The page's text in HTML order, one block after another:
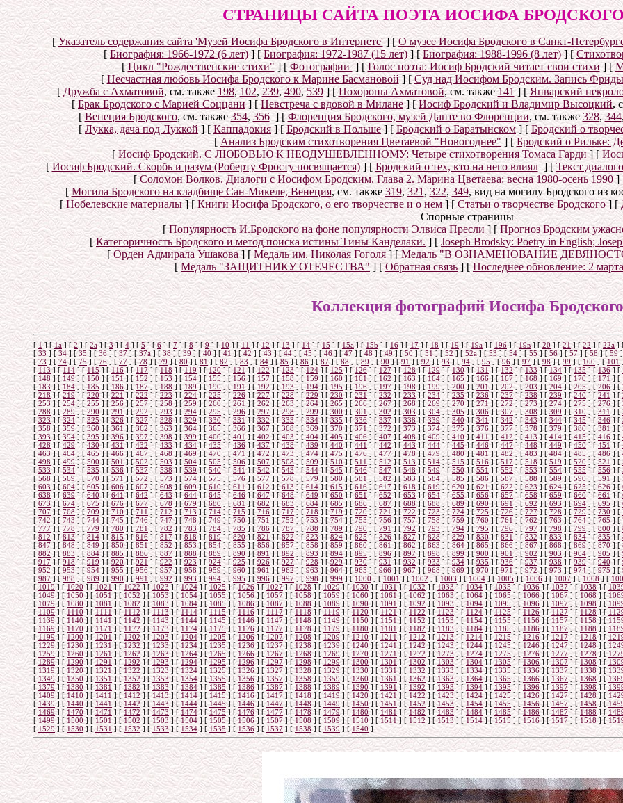
СТРАНИЦЫ САЙТА ПОЭТА ИОСИФА БРОДСКОГО
[Указатель содержания сайта 'Музей Иосифа Бродского в Интернете'] [О музее Иосифа Бродского в Санкт-
[Биография: 1966-1972 (6 лет)] [Биография: 1972-1987 (15 лет)] [Биография: 1988-1996 (8 лет)] [
[Цикл "Рождественские стихи" ] [Фотографии] [Голос поэта: Иосиф Бродский читает свои стихи] [
[Несчастная любовь Иосифа Бродского к Марине Басмановой] [Суд над Иосифом Бродским. Запись
[ Дружба с Ахматовой, см. также 198,102,239,490,539] [Похороны Ахматовой, см. также141] [ Январский
[ Брак Бродского с Марией Соццани] [Невстреча с вдовой в Милане] [Иосиф Бродский и Владимир Высоцкий,
[Венеция Бродского, см. также354, 356] [Флоренция Бродского, музей Данте во Флоренции, см. также328,344
[ Лукка, дача под Луккой] [Каппадокия] [Бродский в Польше] [Бродский о Баратынском] [Бродский о
[ Анализ Бродским стихотворения Цветаевой "Новогоднее"] [Бродский о Рильке:
[Иосиф Бродский. С ЛЮБОВЬЮ К НЕОДУШЕВЛЕННОМУ: Четыре стихотворения Томаса Гарди] [
[ Иосиф Бродский. Скорбь и разум (Роберту Фросту посвящается)] [ Бродский о тех, кто на него влиял] [ Текст
[Соломон Волков. Диалоги с Иосифом Бродским. Глава 2. Марина Цветаева: весна 1980-осень 1990]
[Могила Бродского на кладбище Сан-Микеле, Венеция, см. также319,321, 322,349, вид на могилу Бродского из
[ Нобелевские материалы] [ Книги Иосифа Бродского, о его творчестве и о нем] [ Статьи о творчестве Бродского] [
Спорные страницы
[Популярность И.Бродского на фоне популярности Элвиса Пресли] [ Прогноз Бродским
[Категоричность Бродского и метод поиска истины Тины Канделаки. ] [Joseph Brodsky: Poetry in English;
[Орден Адмирала Ушакова] [ Медаль им. Николая Гоголя] [Медаль "В ОЗНАМЕНОВАНИЕ
[Медаль "ЗАЩИТНИКУ ОТЕЧЕСТВА"] [Обратная связь] [Последнее обновление:2
Коллекция фотографий Иосифа Бродского
[ 1] [1а ] [ 2] [ 2а] [3 ] [ 4] [ 5] [6] [7 ] [8 ] [9] [ 10 ] [11] [12 ] [ 13 ] [14] [ 15 ] [ 15a] [15b ] [ 16 ] [17] [ 18 ] [19] [19а ] [ 19б] [19в ] [ 20 ] [21] [ 22 ] [22a]
[33 ] [34] [35 ] [ 36] [37] [ 37а ] [38] [39 ] [ 40] [41 ] [ 42] [43 ] [44] [ 45] [ 46] [47 ] [ 48 ] [49] [50 ] [ 51] [52 ] [ 52а ] [53] [54 ] [ 55] [56] [ 57] [58] [ 59 ]
[ 73] [74] [75] [76 ] [ 77] [78 ] [ 79 ] [ 80] [ 81 ] [ 82 ] [83 ] [ 84] [ 85] [ 86 ] [87] [88 ] [89] [90] [91 ] [ 92 ] [93] [ 94 ] [ 95 ] [96 ] [97 ] [ 98] [ 99 ] [100 ] [101
[ 113] [ 114 ] [ 115] [ 116] [ 117] [118 ] [119] [120 ] [ 121 ] [122 ] [123 ] [124 ] [ 125 ] [126] [ 127] [ 128] [ 129 ] [ 130] [ 131] [ 132] [133 ] [134] [135 ] [ 136 ] [
[148 ] [ 149] [ 150 ] [151] [ 152 ] [153 ] [ 154] [ 155 ] [156] [ 157 ] [158] [ 159] [ 160 ] [161] [ 162 ] [163 ] [ 164] [ 165 ] [166] [ 167 ] [168 ] [ 169] [ 170 ] [171] [
[183] [184] [185] [ 186] [ 187] [ 188 ] [ 189] [190] [191] [ 192] [193] [194 ] [ 195 ] [196 ] [197 ] [198] [199] [200 ] [201] [ 202] [ 203 ] [204] [205] [206] [
[ 218] [219 ] [220] [221] [ 222 ] [223] [224] [225 ] [ 226] [227] [228] [ 229 ] [230 ] [231] [ 232] [ 233] [234 ] [235] [236] [ 237 ] [238] [239] [240 ] [ 241 ] [
[ 253 ] [ 254 ] [ 255 ] [ 256 ] [257] [258 ] [259 ] [260] [ 261 ] [ 262 ] [263 ] [264 ] [ 265] [ 266] [267] [ 268 ] [ 269 ] [ 270 ] [ 271 ] [272] [273 ] [274] [275] [ 276] [
[ 288 ] [ 289] [290 ] [ 291] [292 ] [ 293 ] [294 ] [ 295 ] [296 ] [297 ] [298] [ 299 ] [ 300] [ 301 ] [ 302] [ 303 ] [ 304] [305 ] [ 306] [307] [ 308 ] [309 ] [ 310 ] [311 ] [
[323] [324 ] [ 325] [326] [ 327] [328] [ 329] [330] [ 331] [332 ] [333 ] [334] [335 ] [336] [337] [338] [339 ] [ 340] [341] [ 342] [343] [ 344] [345] [ 346] [
[358 ] [ 359] [ 360 ] [361 ] [ 362 ] [363 ] [ 364] [ 365 ] [366] [367 ] [ 368] [ 369] [ 370 ] [371] [ 372 ] [373 ] [ 374] [ 375 ] [376] [ 377 ] [378 ] [ 379] [ 380 ] [381] [
[ 393] [394] [395] [396] [ 397] [ 398 ] [399] [400] [401 ] [402] [403] [404 ] [ 405 ] [406 ] [407] [ 408] [409] [410] [411] [ 412] [ 413 ] [414] [415] [416 ] [
[ 428] [ 429 ] [430] [431] [ 432] [433] [434] [435 ] [ 436] [437 ] [438] [439] [440 ] [441] [ 442] [ 443] [ 444] [445] [446] [ 447] [448] [449] [450 ] [ 451 ] [
[ 463] [ 464 ] [ 465] [ 466 ] [ 467 ] [468 ] [469] [470 ] [ 471 ] [472 ] [473 ] [474 ] [ 475 ] [476] [ 477] [ 478] [ 479 ] [ 480] [ 481 ] [ 482 ] [483 ] [484] [485 ] [ 486] [
[ 498 ] [ 499] [500] [ 501] [502 ] [ 503] [504 ] [ 505 ] [506 ] [507 ] [508] [ 509 ] [510] [ 511 ] [ 512] [ 513 ] [ 514] [515] [ 516] [517 ] [ 518] [519 ] [ 520 ] [521 ] [
[533] [534 ] [535] [536] [537] [538] [ 539] [540] [ 541] [542 ] [543] [544] [545 ] [546] [547 ] [548] [549 ] [550] [551] [552] [553] [ 554] [555] [ 556] [
[568 ] [ 569 ] [ 570] [571 ] [572 ] [ 573 ] [574] [ 575] [ 576 ] [577 ] [ 578] [ 579] [ 580] [581 ] [582] [583 ] [ 584 ] [ 585] [586 ] [587 ] [ 588 ] [589] [ 590] [ 591 ] [
[603 ] [604 ] [ 605 ] [606] [ 607] [ 608 ] [609 ] [ 610] [611] [ 612] [613 ] [614 ] [ 615 ] [ 616 ] [617 ] [618 ] [619 ] [ 620 ] [621] [ 622] [ 623 ] [624 ] [ 625] [626] [
[ 638] [ 639 ] [640 ] [641] [ 642] [643] [ 644] [645 ] [ 646 ] [647 ] [648] [649] [650 ] [651 ] [652 ] [ 653] [ 654] [655 ] [656] [ 657] [658] [ 659] [660 ] [ 661 ] [
[ 673] [ 674 ] [675] [ 676 ] [ 677] [678 ] [679] [680 ] [ 681 ] [682 ] [683 ] [684 ] [ 685 ] [686] [ 687] [ 688] [ 688 ] [689] [ 690 ] [ 691] [692 ] [693] [694 ] [ 695 ] [
[707] [ 708] [709 ] [ 710] [711 ] [ 712] [713 ] [ 714] [715] [716 ] [717] [ 718 ] [719] [ 720 ] [721] [722 ] [ 723] [724 ] [ 725] [726 ] [ 727] [728 ] [ 729] [730] [
[742] [ 743 ] [744 ] [745 ] [746] [747] [ 748 ] [749 ] [ 750] [751 ] [ 752] [ 753] [754] [ 755 ] [ 756 ] [757] [ 758 ] [759 ] [760 ] [761 ] [762] [ 763 ] [764 ] [ 765] [
[ 777] [ 778] [ 779] [780 ] [ 781] [ 782 ] [783] [784] [785 ] [786 ] [ 787 ] [788] [ 789 ] [790 ] [791 ] [ 792] [ 793] [ 794] [795 ] [ 796] [ 797 ] [798] [799] [800 ] [
[812 ] [813] [ 814 ] [815] [ 816 ] [817 ] [818 ] [ 819] [820] [ 821] [822 ] [ 823] [ 824 ] [ 825] [826 ] [827 ] [828] [ 829 ] [830] [ 831 ] [832 ] [833 ] [ 834] [835] [
[847] [ 848] [849] [ 850] [ 851] [852] [ 853 ] [854] [855] [856 ] [857] [858 ] [859 ] [ 860] [861 ] [862] [ 863] [864] [ 865] [ 866] [867] [ 868 ] [869] [870] [
[ 882] [ 883 ] [884] [885 ] [ 886] [887] [888] [889 ] [ 890 ] [891 ] [ 892 ] [893 ] [894] [895] [ 896] [ 897] [ 898 ] [899] [900 ] [ 901] [902] [903] [904 ] [ 905 ] [
[917] [ 918 ] [ 919 ] [920 ] [921] [922] [923 ] [ 924] [ 925] [ 926 ] [ 927 ] [928 ] [929] [ 930] [931] [932 ] [ 933 ] [ 934 ] [935] [936] [937] [938 ] [ 939] [ 940] [
[ 952 ] [ 953] [954 ] [955 ] [956] [ 957] [958 ] [ 959 ] [960 ] [961 ] [ 962] [ 963] [964] [ 965 ] [ 966 ] [ 967] [ 968] [969 ] [970 ] [971 ] [ 972] [973 ] [ 974 ] [975 ] [
[987] [988 ] [ 989] [990] [ 991] [992 ] [993] [994 ] [ 995 ] [996 ] [997 ] [998 ] [ 999 ] [1000 ] [1001 ] [1002 ] [ 1003] [1004] [1005] [1006 ] [ 1007] [1008 ] [
[1019] [ 1020] [ 1021 ] [1022] [1023 ] [1024] [ 1025] [1026] [1027] [ 1028 ] [ 1029 ] [1030] [ 1031 ] [ 1032 ] [1033] [ 1034 ] [1035 ] [1036] [1037] [1038] [
[1049 ] [1050 ] [1051 ] [1052] [ 1053] [1054] [1055] [ 1056] [1057] [1058] [1059 ] [1060 ] [1061 ] [1062 ] [1063] [ 1064] [ 1065] [ 1066] [ 1067 ] [1068] [
[ 1079] [ 1080] [1081] [1082 ] [1083 ] [ 1084] [1085] [ 1086] [1087 ] [1088] [1089] [1090 ] [ 1091 ] [1092] [1093] [1094 ] [ 1095] [1096] [ 1097] [1098 ] [
[ 1109] [1110] [1111 ] [1112 ] [ 1113] [ 1114] [ 1115] [1116 ] [1117 ] [ 1118 ] [ 1119] [1120] [1121] [1122 ] [1123 ] [ 1124] [ 1125] [1126] [1127 ] [ 1128 ] [
[ 1139 ] [1140] [ 1141 ] [1142 ] [1143 ] [1144 ] [ 1145 ] [1146] [ 1147] [1148 ] [ 1149] [ 1150 ] [1151] [ 1152 ] [1153 ] [ 1154] [1155 ] [ 1156] [1157] [ 1158] [
[1169] [ 1170 ] [1171 ] [1172] [1173] [ 1174] [1175] [1176] [1177 ] [ 1178] [ 1179] [1180] [ 1181 ] [1182] [1183] [1184 ] [ 1185] [1186] [1187] [1188 ] [
[1199] [ 1200 ] [ 1201 ] [1202] [1203 ] [1204] [ 1205] [ 1206] [1207] [ 1208 ] [ 1209 ] [1210] [ 1211 ] [ 1212 ] [ 1213] [ 1214 ] [1215 ] [1216] [ 1217] [1218] [
[ 1229 ] [1230 ] [1231 ] [1232 ] [1233] [1234] [1235] [ 1236] [1237] [ 1238] [1239 ] [ 1240 ] [ 1241 ] [ 1242 ] [1243 ] [1244] [ 1245] [ 1246] [ 1247] [1248] [
[ 1259] [ 1260 ] [1261] [1262 ] [1263 ] [ 1264] [1265] [1266] [1267 ] [1268] [ 1269] [1270] [ 1271 ] [1272 ] [1273] [1274 ] [1275] [1276] [1277] [1278 ] [
[ 1289] [ 1290 ] [1291 ] [1292 ] [1293 ] [ 1294] [1295 ] [1296] [1297 ] [ 1298] [ 1299] [1300] [1301 ] [1302 ] [1303 ] [1304] [ 1305] [1306] [1307] [ 1308 ] [
[ 1319] [1320] [ 1321 ] [1322 ] [1323 ] [1324 ] [1325 ] [1326] [ 1327] [1328 ] [ 1329] [ 1330] [1331] [ 1332 ] [1333 ] [1334] [1335 ] [1336] [1337] [ 1338] [
[1349] [1350] [1351] [1352] [1353] [ 1354] [1355] [1356] [ 1357 ] [1358] [ 1359] [1360 ] [1361 ] [ 1362] [1363] [1364] [ 1365] [1366] [1367] [1368 ] [
[ 1379] [1380 ] [ 1381 ] [1382] [1383] [ 1384] [ 1385] [1386] [1387 ] [ 1388 ] [ 1389] [ 1390] [ 1391 ] [ 1392 ] [ 1393 ] [1394] [ 1395 ] [ 1396] [ 1397] [1398 ] [
[1409 ] [ 1410 ] [ 1411 ] [1412] [ 1413] [ 1414 ] [ 1415] [1416 ] [1417] [ 1418 ] [1419 ] [1420 ] [ 1421 ] [ 1422] [1423] [ 1424 ] [ 1425 ] [ 1426] [1427 ] [1428 ] [
[ 1439] [ 1440 ] [1441] [1442 ] [1443 ] [ 1444] [1445] [1446] [1447 ] [1448] [ 1449 ] [ 1450] [ 1451 ] [1452 ] [1453 ] [ 1454 ] [1455] [1456] [1457] [1458] [
[ 1469] [ 1470] [1471 ] [1472 ] [1473 ] [ 1474] [1475] [ 1476] [1477 ] [1478] [ 1479] [1480] [1481] [1482 ] [1483 ] [1484] [ 1485] [1486] [ 1487] [ 1488 ] [
[1499 ] [1500] [ 1501 ] [1502] [1503] [1504 ] [1505] [1506] [ 1507] [1508 ] [ 1509] [1510 ] [1511] [ 1512 ] [1513] [ 1514] [1515 ] [1516] [1517] [ 1518] [
[1529 ] [ 1530] [1531] [1532] [1533 ] [ 1534] [1535] [ 1536] [1537 ] [1538] [ 1539 ] [1540]